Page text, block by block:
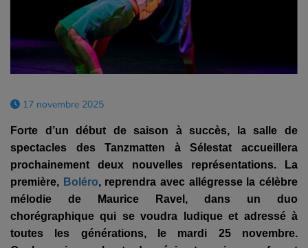
17 novembre 2025
Forte d’un début de saison à succès, la salle de
spectacles des Tanzmatten à Sélestat accueillera
prochainement deux nouvelles représentations. La
première, Boléro, reprendra avec allégresse la célèbre
mélodie de Maurice Ravel, dans un duo
chorégraphique qui se voudra ludique et adressé à
toutes les générations, le mardi 25 novembre.